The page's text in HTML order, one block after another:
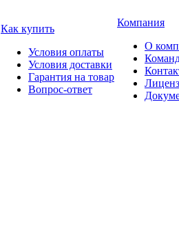
Как купить
Условия оплаты
Условия доставки
Гарантия на товар
Вопрос-ответ
Компания
О